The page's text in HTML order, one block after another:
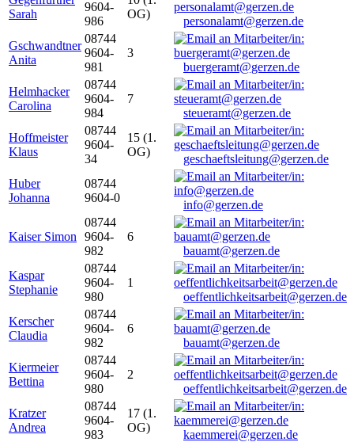
Sarah
9604-
986
OG)
personalamt@gerzen.de
Gschwandtner
Anita
08744
9604-
981
3
buergeramt@gerzen.de
Helmhacker
Carolina
08744
9604-
984
7
steueramt@gerzen.de
Hoffmeister
Klaus
08744
9604-
34
15 (1.
OG)
geschaeftsleitung@gerzen.de
Huber
Johanna
08744
9604-0
info@gerzen.de
Kaiser Simon
08744
9604-
982
6
bauamt@gerzen.de
Kaspar
Stephanie
08744
9604-
980
1
oeffentlichkeitsarbeit@gerzen.de
Kerscher
Claudia
08744
9604-
982
6
bauamt@gerzen.de
Kiermeier
Bettina
08744
9604-
980
2
oeffentlichkeitsarbeit@gerzen.de
Kratzer
Andrea
08744
9604-
983
17 (1.
OG)
kaemmerei@gerzen.de